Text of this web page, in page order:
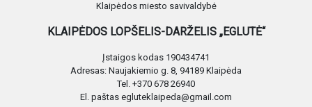
Klaipėdos miesto savivaldybė
KLAIPĖDOS LOPŠELIS-DARŽELIS „EGLUTĖ“
Įstaigos kodas 190434741
Adresas: Naujakiemio g. 8, 94189 Klaipėda
Tel. +370 678 26940
El. paštas egluteklaipeda@gmail.com